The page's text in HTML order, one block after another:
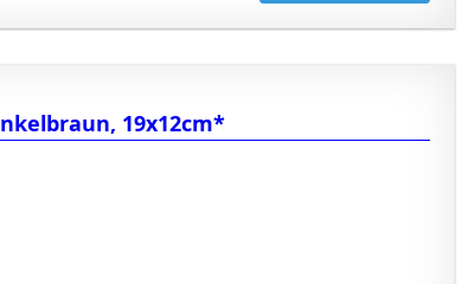
19x12cm*